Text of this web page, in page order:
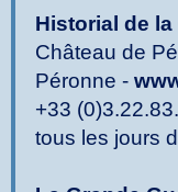
Historial de la
Château de
Péronne -
+33
tous les jours